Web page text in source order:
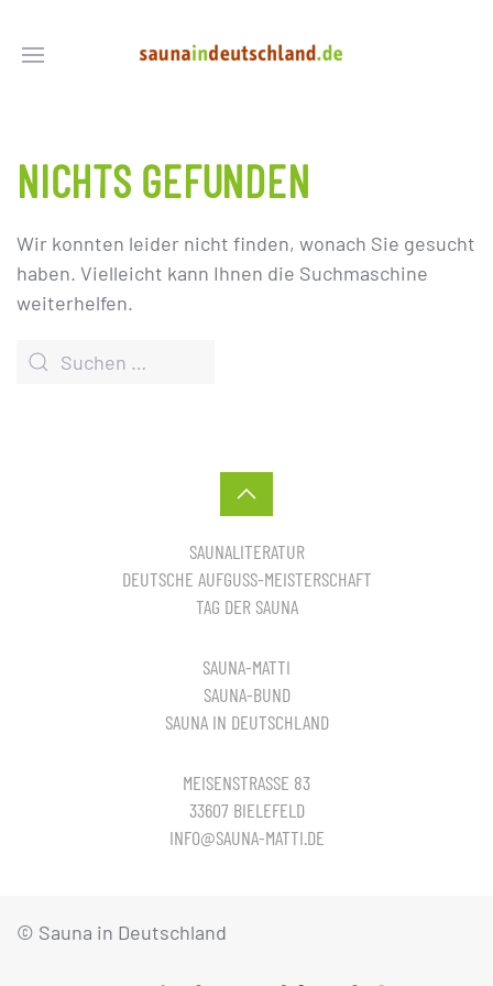
NICHTS GEFUNDEN
Wir konnten leider nicht finden, wonach Sie gesucht
haben. Vielleicht kann Ihnen die Suchmaschine
weiterhelfen.
SAUNALITERATUR
DEUTSCHE AUFGUSS-MEISTERSCHAFT
TAG DER SAUNA
SAUNA-MATTI
SAUNA-BUND
SAUNA IN DEUTSCHLAND
MEISENSTRASSE 83
33607 BIELEFELD
INFO@SAUNA-MATTI.DE
© Sauna in Deutschland